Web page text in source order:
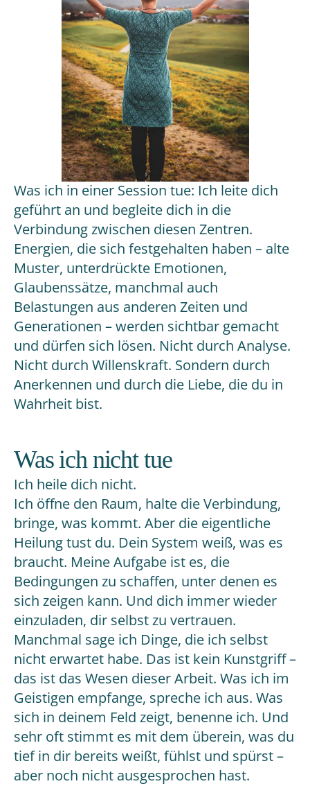
Was ich in einer Session tue: Ich leite dich
geführt an und begleite dich in die
Verbindung zwischen diesen Zentren.
Energien, die sich festgehalten haben – alte
Muster, unterdrückte Emotionen,
Glaubenssätze, manchmal auch
Belastungen aus anderen Zeiten und
Generationen – werden sichtbar gemacht
und dürfen sich lösen. Nicht durch Analyse.
Nicht durch Willenskraft. Sondern durch
Anerkennen und durch die Liebe, die du in
Wahrheit bist.
Was ich nicht tue
Ich heile dich nicht.
Ich öffne den Raum, halte die Verbindung,
bringe, was kommt. Aber die eigentliche
Heilung tust du. Dein System weiß, was es
braucht. Meine Aufgabe ist es, die
Bedingungen zu schaffen, unter denen es
sich zeigen kann. Und dich immer wieder
einzuladen, dir selbst zu vertrauen.
Manchmal sage ich Dinge, die ich selbst
nicht erwartet habe. Das ist kein Kunstgriff –
das ist das Wesen dieser Arbeit. Was ich im
Geistigen empfange, spreche ich aus. Was
sich in deinem Feld zeigt, benenne ich. Und
sehr oft stimmt es mit dem überein, was du
tief in dir bereits weißt, fühlst und spürst –
aber noch nicht ausgesprochen hast.